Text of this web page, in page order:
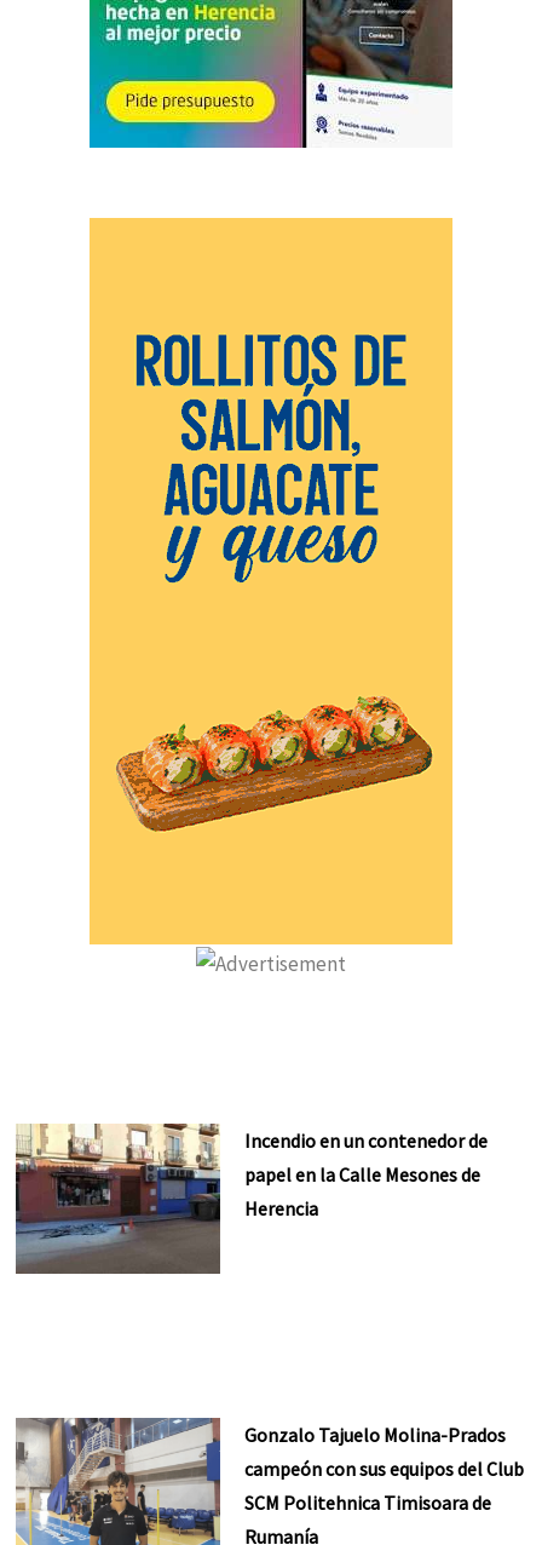
Incendio en un contenedor de
papel en la Calle Mesones de
Herencia
Gonzalo Tajuelo Molina-Prados
campeón con sus equipos del Club
SCM Politehnica Timisoara de
Rumanía